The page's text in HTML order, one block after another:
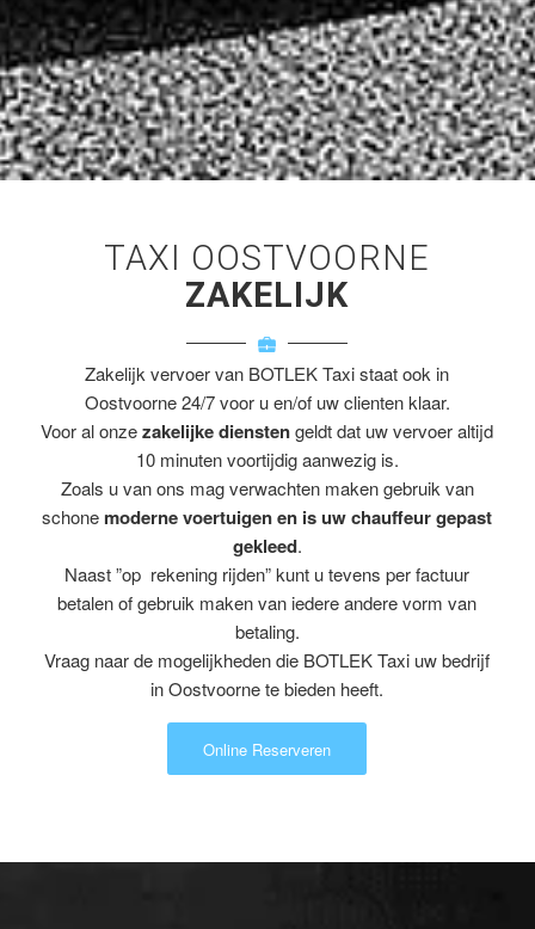
TAXI OOSTVOORNE
ZAKELIJK
Zakelijk vervoer van BOTLEK Taxi staat ook in
Oostvoorne 24/7 voor u en/of uw clienten klaar.
Voor al onzezakelijke dienstengeldt dat uw vervoer altijd
10 minuten voortijdig aanwezig is.
Zoals u van ons mag verwachten maken gebruik van
schone moderne voertuigen en is uw chauffeur gepast
gekleed.
Naast ”op rekening rijden” kunt u tevens per factuur
betalen of gebruik maken van iedere andere vorm van
betaling.
Vraag naar de mogelijkheden die BOTLEK Taxi uw bedrijf
in Oostvoorne te bieden heeft.
Online Reserveren